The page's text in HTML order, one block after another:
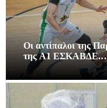
Οι αντίπαλοι της
της A1